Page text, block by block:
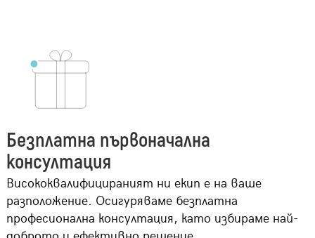
Безплатна първоначална
консултация
Висококвалифицираният ни екип е на ваше
разположение. Осигуряваме безплатна
професионална консултация, като избираме най-